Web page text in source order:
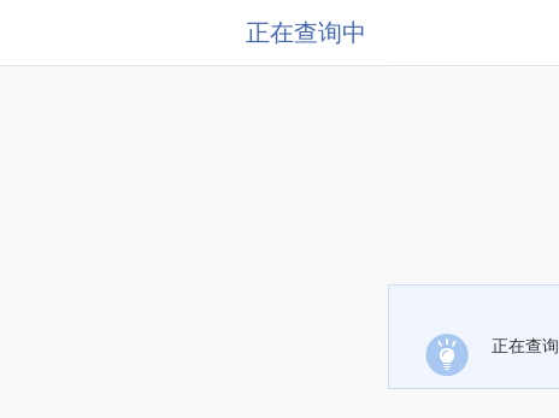
正在查询中
正在查